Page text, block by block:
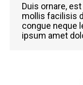
Duis ornare,
mollis facilisis
congue neque
ipsum amet